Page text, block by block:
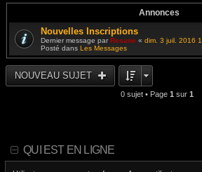
Annonces
Nouvelles Inscriptions
Dernier message parResane « dim. 3 juil. 2016
Posté dans Les Messages
NOUVEAU SUJET
0 sujet • Page 1 sur 1
QUI EST EN LIGNE